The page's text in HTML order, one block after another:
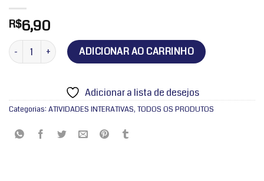
R$6,90
Atividade interativa: Sopa de letrinhas quantidade
ADICIONAR AO CARRINHO
Adicionar a lista de desejos
Categorias: ATIVIDADES INTERATIVAS, TODOS OS PRODUTOS